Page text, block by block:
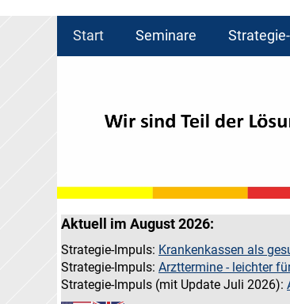
Start Seminare
Aktuell im August 2026:
Strategie-Impuls: Krankenkassen als
Strategie-Impuls: Arzttermine - leichter
Strategie-Impuls (mit Update Juli 2026):